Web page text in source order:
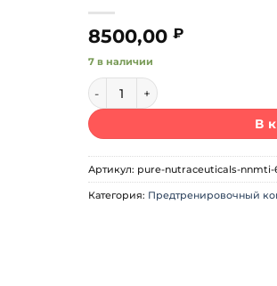
8500,00 ₽
7 в наличии
Количество товара Pure
В
Артикул: pure-nutraceuticals-nnmti-
Категория: Предтренировочный